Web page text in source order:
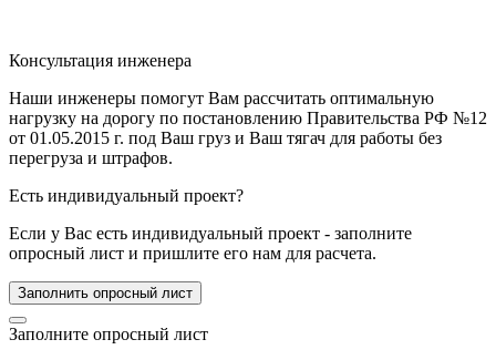
Консультация инженера
Наши инженеры помогут Вам рассчитать оптимальную
нагрузку на дорогу по постановлению Правительства РФ №12
от 01.05.2015 г. под Ваш груз и Ваш тягач для работы без
перегруза и штрафов.
Есть индивидуальный проект?
Если у Вас есть индивидуальный проект - заполните
опросный лист и пришлите его нам для расчета.
Заполнить опросный лист
Заполните опросный лист